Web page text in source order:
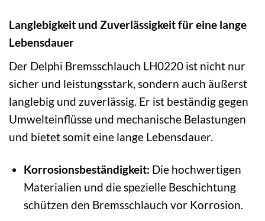
Langlebigkeit und Zuverlässigkeit für eine lange
Lebensdauer
Der Delphi Bremsschlauch LH0220 ist nicht nur
sicher und leistungsstark, sondern auch äußerst
langlebig und zuverlässig. Er ist beständig gegen
Umwelteinflüsse und mechanische Belastungen
und bietet somit eine lange Lebensdauer.
Korrosionsbeständigkeit: Die hochwertigen
Materialien und die spezielle Beschichtung
schützen den Bremsschlauch vor Korrosion.